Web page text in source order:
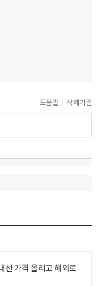
도움말 삭제기준
가격 올리고 해외로